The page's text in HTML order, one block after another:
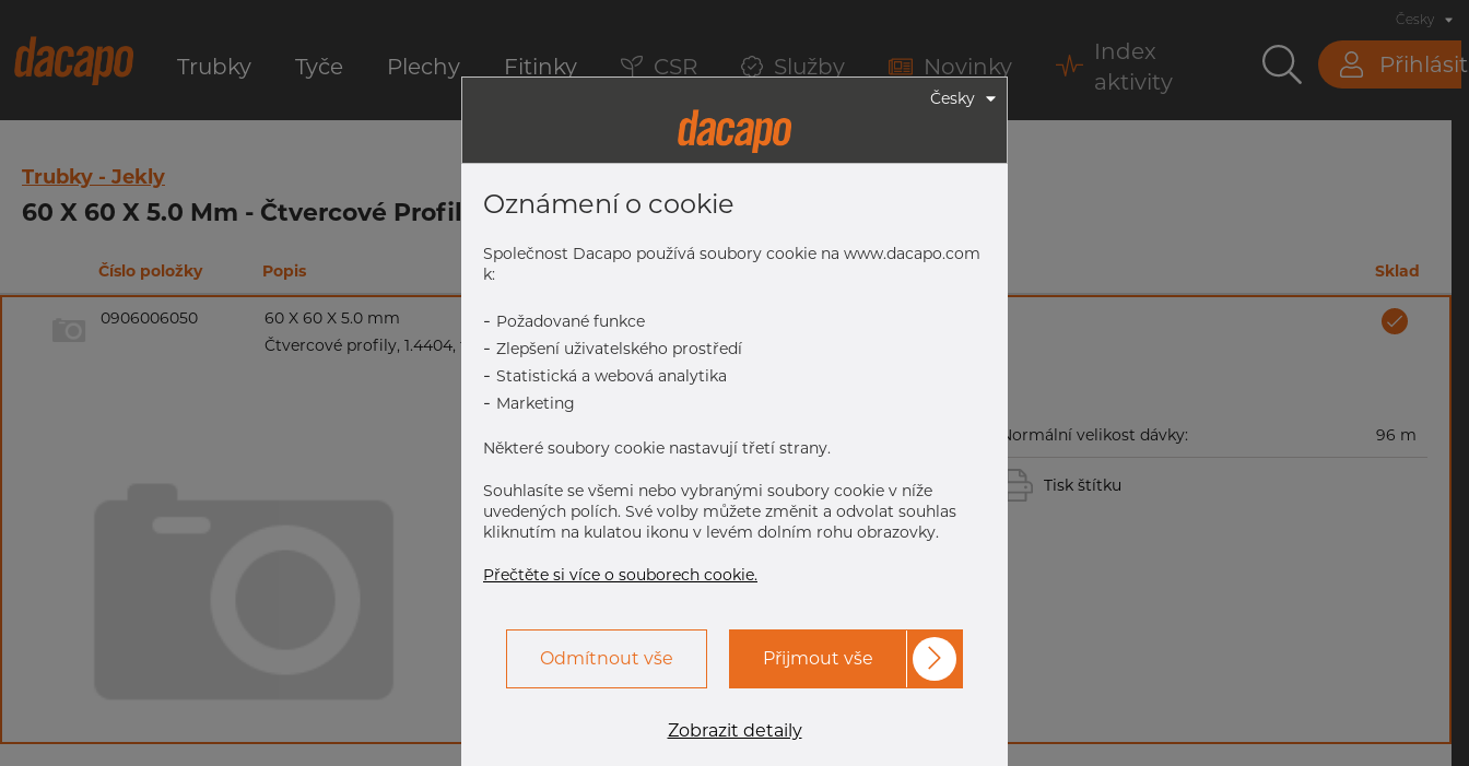
Trubky Tyče Plechy Fitinky CSR Služby Novinky
Index
aktivity
Přihlásit
Česky
Trubky - Jekly
60 X 60 X 5.0 Mm - Čtvercové Profily, 1.4404, Tol. EN 10305-5, Nebroušený
Číslo položky Popis Sklad
0906006050
60 X 60 X 5.0 mm
Čtvercové profily, 1.4404, tol. EN 10305-5, nebroušený
Normální velikost dávky: 96 m
Tisk štítku
Česky
Oznámení o cookie
Společnost Dacapo používá soubory cookie na www.dacapo.com
k:
- Požadované funkce
- Zlepšení uživatelského prostředí
- Statistická a webová analytika
- Marketing
Některé soubory cookie nastavují třetí strany.
Souhlasíte se všemi nebo vybranými soubory cookie v níže
uvedených polích. Své volby můžete změnit a odvolat souhlas
kliknutím na kulatou ikonu v levém dolním rohu obrazovky.
Přečtěte si více o souborech cookie.
Odmítnout vše Přijmout vše
Zobrazit detaily